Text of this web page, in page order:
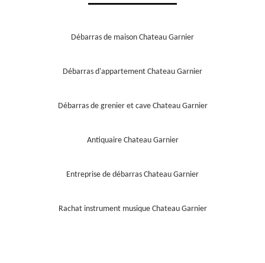
Débarras de maison Chateau Garnier
Débarras d'appartement Chateau Garnier
Débarras de grenier et cave Chateau Garnier
Antiquaire Chateau Garnier
Entreprise de débarras Chateau Garnier
Rachat instrument musique Chateau Garnier